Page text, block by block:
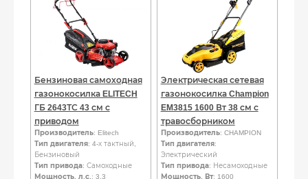
Бензиновая самоходная
газонокосилка ELITECH
ГБ 2643ТС 43 см с
приводом
Производитель: Elitech
Тип двигателя: 4-х тактный,
Бензиновый
Тип привода: Самоходные
Мощность, л.с. : 3.3
Электрическая сетевая
газонокосилка Champion
EM3815 1600 Вт 38 см с
травосборником
Производитель: CHAMPION
Тип двигателя:
Электрический
Тип привода: Несамоходные
Мощность, Вт: 1600